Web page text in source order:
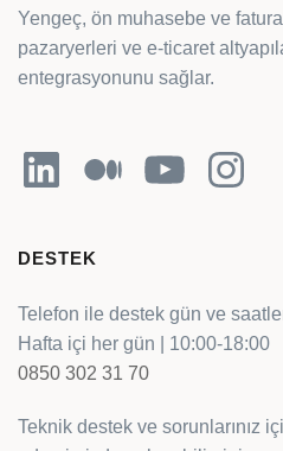
Yengeç, ön muhasebe ve fatura
pazaryerleri ve e-ticaret
entegrasyonunu sağlar.
LinkedInOrta YouTubeInstagram
DESTEK
Telefon ile destek gün ve
Hafta içi her gün | 10:00-18:00
0850 302 31 70
Teknik destek ve sorunlarınız